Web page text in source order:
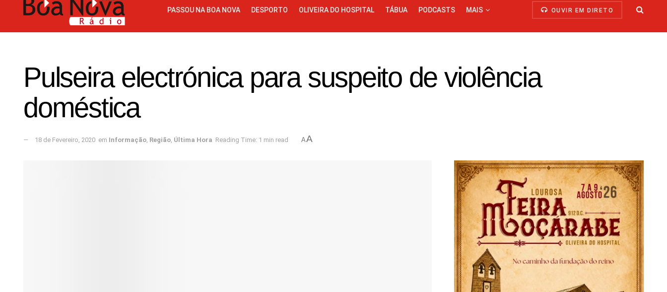
PASSOU NA BOA NOVA DESPORTO OLIVEIRA DO HOSPITAL TÁBUA PODCASTS MAIS OUVIR EM DIRETO
Pulseira electrónica para suspeito de violência
doméstica
18 de Fevereiro, 2020 em Informação, Região, Última Hora Reading Time: 1 min read AA